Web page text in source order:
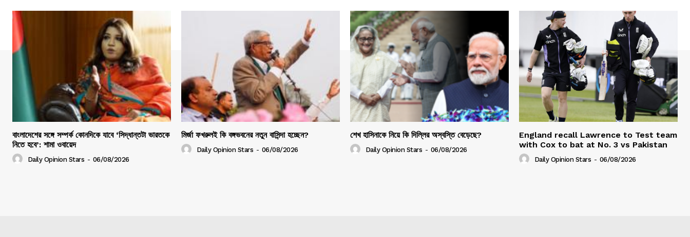
বাংলাদেশের সঙ্গে সম্পর্ক কোনদিকে যাবে ‘সিদ্ধান্তটা ভারতকে
নিতে হবে’: শামা ওবায়েদ
Daily Opinion Stars - 06/08/2026
মির্জা ফখরুলই কি বঙ্গভবনের নতুন বাসিন্দা হচ্ছেন?
Daily Opinion Stars - 06/08/2026
শেখ হাসিনাকে নিয়ে কি দিল্লির অস্বস্তি বেড়েছে?
Daily Opinion Stars - 06/08/2026
England recall Lawrence to Test team
with Cox to bat at No. 3 vs Pakistan
Daily Opinion Stars - 06/08/2026